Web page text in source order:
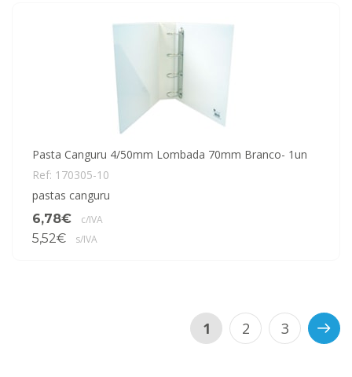
Pasta Canguru 4/50mm Lombada 70mm Branco- 1un
Ref: 170305-10
pastas canguru
6,78€
c/IVA
5,52€ s/IVA
1 2 3 >